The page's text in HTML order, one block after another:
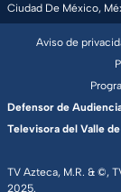
Ciudad De México,
TV Azteca, M.R. & ©,
2025.
Aviso de
Defensor de
Televisora del Valle